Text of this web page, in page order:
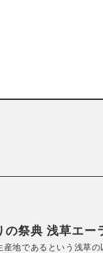
の祭典 浅草エ
地であるという浅草